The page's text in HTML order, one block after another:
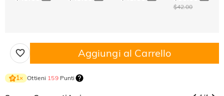
$42.00
Aggiungi al Carrello
1× Ottieni 159Punti